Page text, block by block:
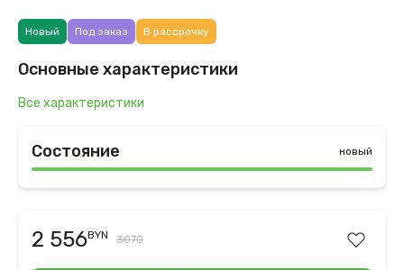
Новый Под заказ В рассрочку
Основные характеристики
Все характеристики
Состояние новый
2 556BYN 3070